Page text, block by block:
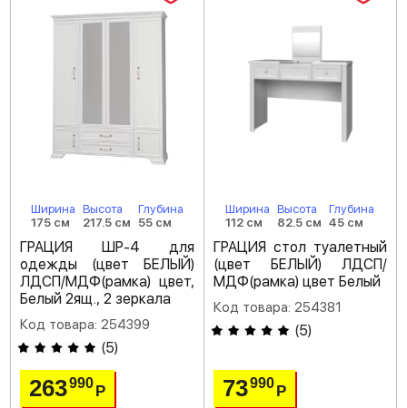
Ширина
175 см
Высота
217.5 см
Глубина
55 см
ГРАЦИЯ ШР-4 для
одежды (цвет БЕЛЫЙ)
ЛДСП/МДФ(рамка) цвет,
Белый 2ящ., 2 зеркала
Код товара: 254399
(5)
263990Р
Ширина
112 см
Высота
82.5 см
Глубина
45 см
ГРАЦИЯ стол туалетный
(цвет БЕЛЫЙ) ЛДСП/
МДФ(рамка) цвет Белый
Код товара: 254381
(5)
73990 Р